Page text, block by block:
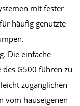
mit fester
häufig genutzte
Die einfache
G500 führen zu
zugänglichen
vom hauseigenen